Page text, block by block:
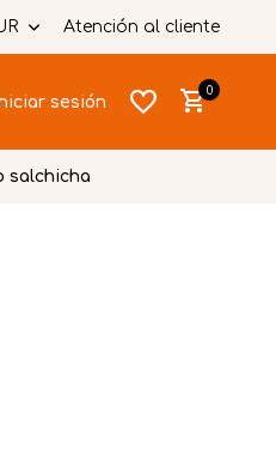
Atención al cliente
sesión
0
salchicha